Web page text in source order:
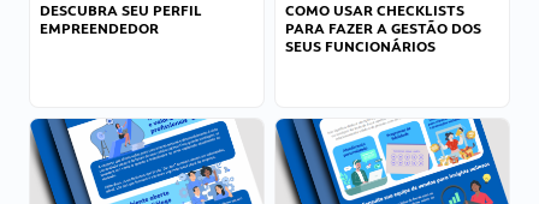
DESCUBRA SEU PERFIL
EMPREENDEDOR
COMO USAR CHECKLISTS
PARA FAZER A GESTÃO DOS
SEUS FUNCIONÁRIOS